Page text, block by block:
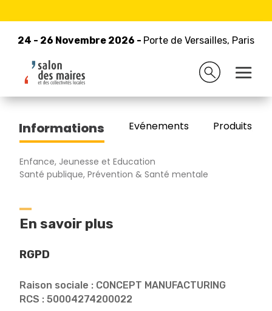
24 - 26 Novembre 2026 - Porte de Versailles, Paris
24 - 26 Novembre 2026 - Porte de Versailles, Paris
Retour à la liste des exposants
CONCEPT MANUFACTURING
Informations Evénements Produits/
Enfance, Jeunesse et Education
Santé publique, Prévention & Santé mentale
En savoir plus
RGPD
Raison sociale : CONCEPT MANUFACTURING
RCS : 50004274200022